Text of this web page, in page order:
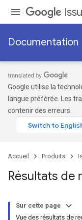
Documentation
Google utilise la
langue préférée. Les
contenir des erreurs.
Accueil Produits
Résultats de
Sur cette page
Vue des résultats de